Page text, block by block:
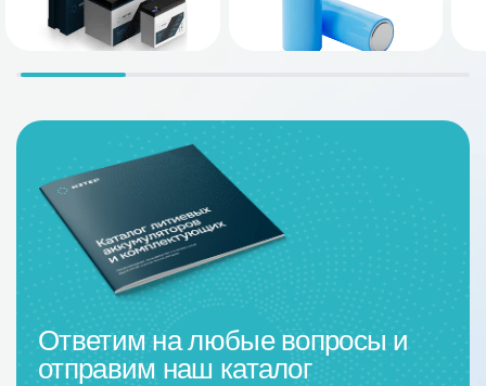
Ответим на любые вопросы и
отправим наш каталог